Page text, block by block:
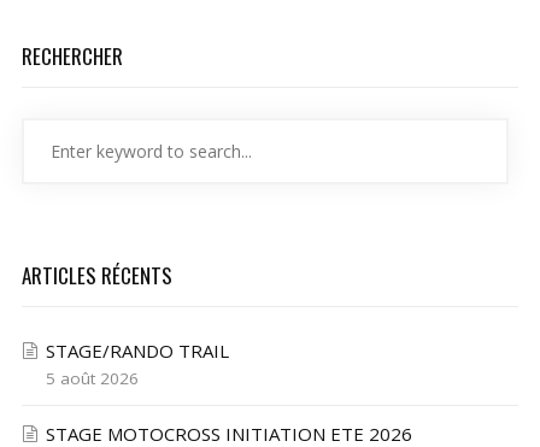
RECHERCHER
ARTICLES RÉCENTS
STAGE/RANDO TRAIL
5 août 2026
STAGE MOTOCROSS INITIATION ETE 2026